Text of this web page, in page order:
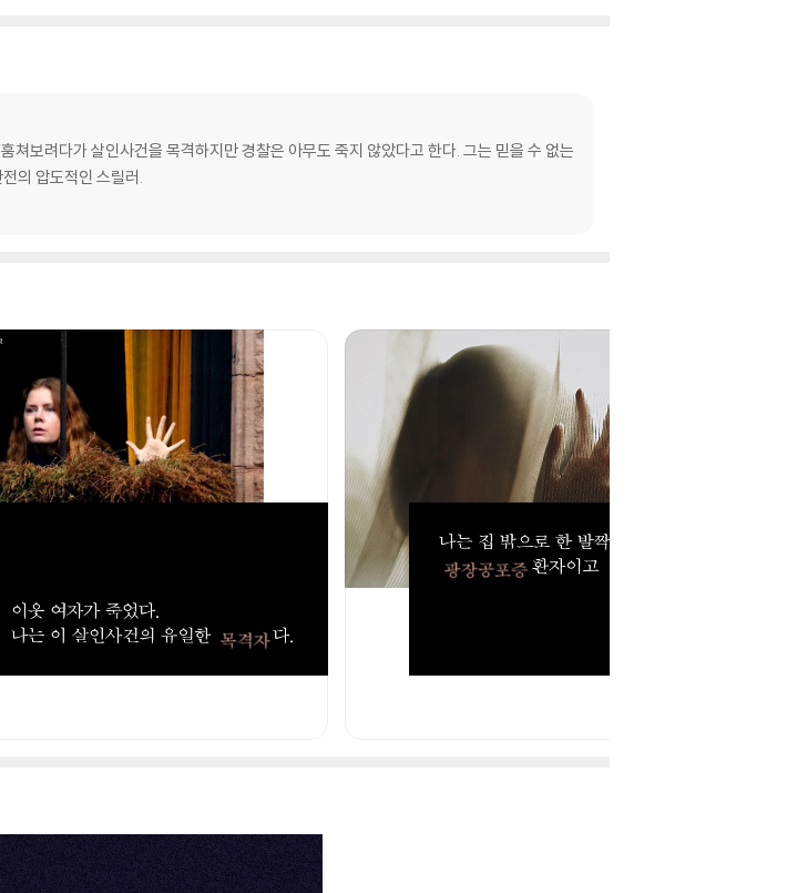
쳐보려다가 살인사건을 목격하지만 경찰은 아무도 죽지 않았다고 한다. 그는 믿을 수 없는
의 압도적인 스릴러.